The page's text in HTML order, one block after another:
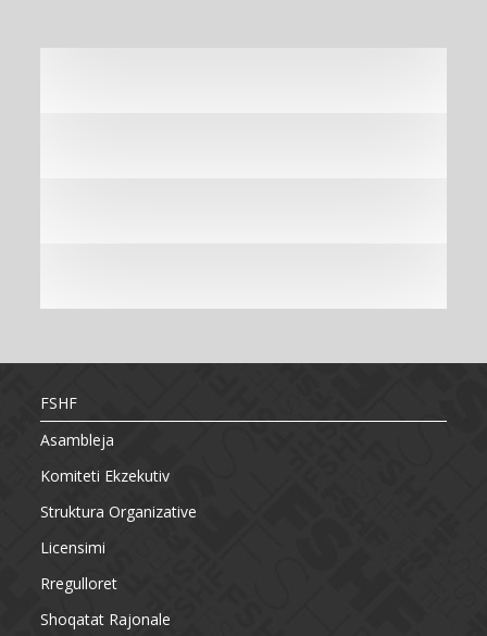
FSHF
Asambleja
Komiteti Ekzekutiv
Struktura Organizative
Licensimi
Rregulloret
Shoqatat Rajonale